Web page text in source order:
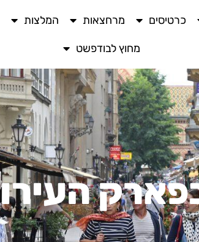
כרטיסים מרחצאות המלצות
מחוץ לבודפשט